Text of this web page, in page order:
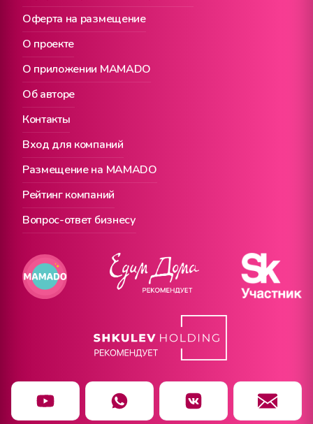
О проекте
Вход для компаний
О приложении MAMADO
Размещение на MAMADO
Об авторе
Рейтинг компаний
Оферта на размещение
Контакты
Вопрос-ответ бизнесу